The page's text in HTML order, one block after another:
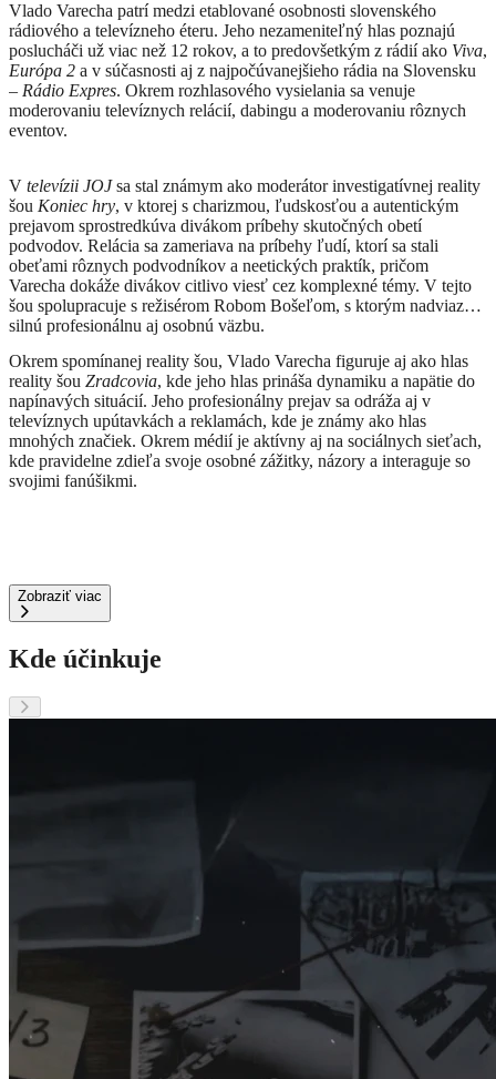
Vlado Varecha patrí medzi etablované osobnosti slovenského
rádiového a televízneho éteru. Jeho nezameniteľný hlas poznajú
poslucháči už viac než 12 rokov, a to predovšetkým z rádií ako Viva,
Európa 2 a v súčasnosti aj z najpočúvanejšieho rádia na Slovensku
– Rádio Expres. Okrem rozhlasového vysielania sa venuje
moderovaniu televíznych relácií, dabingu a moderovaniu rôznych
eventov.
V televízii JOJsa stal známym ako moderátor investigatívnej reality
šou Koniec hry, v ktorej s charizmou, ľudskosťou a autentickým
prejavom sprostredkúva divákom príbehy skutočných obetí
podvodov. Relácia sa zameriava na príbehy ľudí, ktorí sa stali
obeťami rôznych podvodníkov a neetických praktík, pričom
Varecha dokáže divákov citlivo viesť cez komplexné témy. V tejto
šou spolupracuje s režisérom Robom Bošeľom, s ktorým nadviazal
silnú profesionálnu aj osobnú väzbu.
Okrem spomínanej reality šou, Vlado Varecha figuruje aj ako hlas
reality šou Zradcovia, kde jeho hlas prináša dynamiku a napätie do
napínavých situácií. Jeho profesionálny prejav sa odráža aj v
televíznych upútavkách a reklamách, kde je známy ako hlas
mnohých značiek. Okrem médií je aktívny aj na sociálnych sieťach,
kde pravidelne zdieľa svoje osobné zážitky, názory a interaguje so
svojimi fanúšikmi.
Zobraziť viac
Kde účinkuje